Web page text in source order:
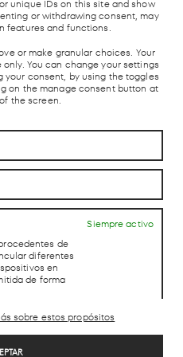
unique IDs on this site and show
or withdrawing consent, may
features and functions.
or make granular choices. Your
You can change your settings
consent, by using the toggles
on the manage consent button at
the screen.
Siempre activo
de
diferentes
en
de forma
sobre estos propósitos
TAXIS